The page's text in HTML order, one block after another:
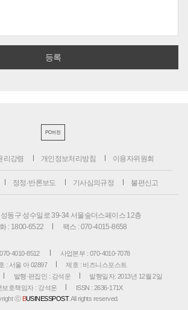
PC버전
리강령 개인정보처리방침 이용자위원회
정정·반론보도 기사심의규정 불편신고
동구 성수일로 39-34 서울숲더스페이스 12층
: 1800-6522
팩스 : 070-4015-8658
4010-8512
사업본부 : 070-4010-7078
: 서울 아 02897
제호 : 비즈니스포스트
발행·편집인 : 강석운
발행일자: 2013년 12월 2일
보호책임자 : 강석운
ISSN : 2636-171X
ⓒ BUSINESSPOST. All rights reserved.